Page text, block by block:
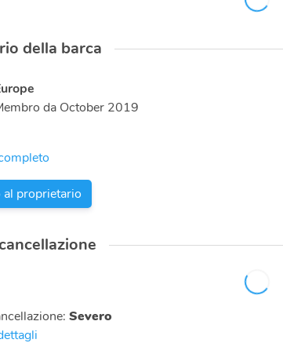
della barca
da October 2019
al proprietario
: Severo